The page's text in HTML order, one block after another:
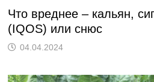
Что вреднее – кальян,
(IQOS) или снюс
04.04.2024